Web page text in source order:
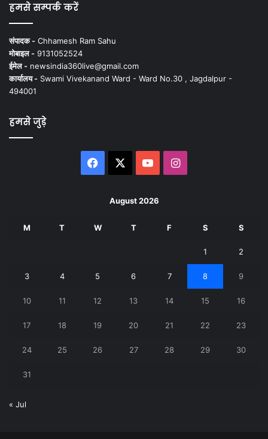
हमसे सम्पर्क करें
संपादक - Chhamesh Ram Sahu
मोबाइल - 9131052524
ईमेल - newsindia360live@gmail.com
कार्यालय - Swami Vivekanand Ward - Ward No.30 , Jagdalpur -
494001
हमसे जुड़े
Facebook YouTubeInstagram
August 2026
M T W T F S S
1 2
3 4 5 6 7 8 9
10 11 12 13 14 15 16
17 18 19 20 21 22 23
24 25 26 27 28 29 30
31
« Jul